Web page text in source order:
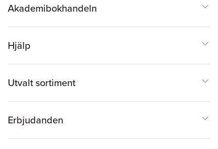
Akademibokhandeln
Hjälp
Utvalt sortiment
Erbjudanden